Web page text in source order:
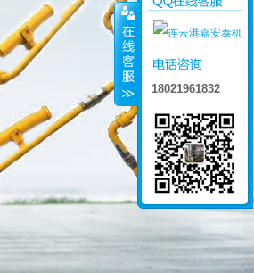
18021961832